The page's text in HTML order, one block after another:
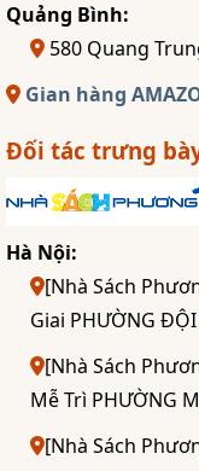
Quảng Bình:
580 Quang
Gian hàng
Đối tác trưng
Hà Nội:
[Nhà Sách
Giai PHƯỜNG
[Nhà Sách
Mễ Trì PHƯỜNG
[Nhà Sách